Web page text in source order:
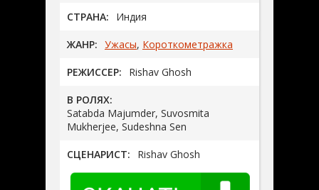
СТРАНА: Индия
ЖАНР: Ужасы, Короткометражка
РЕЖИССЕР: Rishav Ghosh
В РОЛЯХ:
Satabda Majumder, Suvosmita
Mukherjee, Sudeshna Sen
СЦЕНАРИСТ: Rishav Ghosh